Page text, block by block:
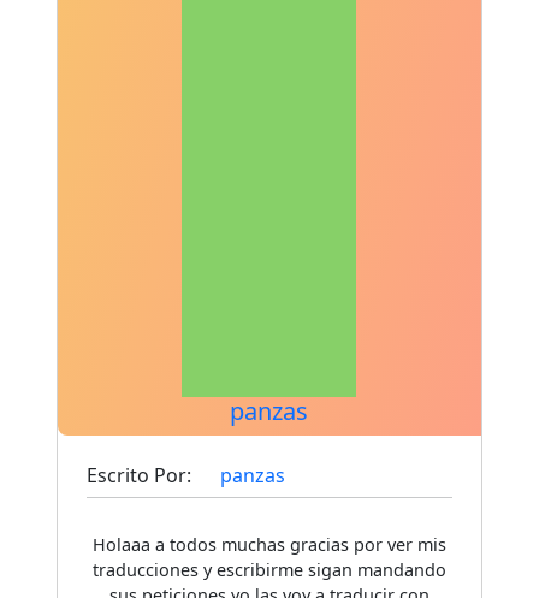
panzas
Escrito Por: panzas
Holaaa a todos muchas gracias por ver mis
traducciones y escribirme sigan mandando